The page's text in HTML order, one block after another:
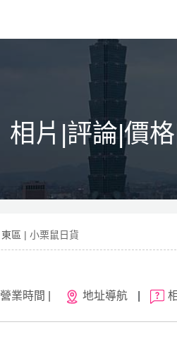
相片|評論|價
東區 | 小栗鼠日貨
營業時間 | 地址導航